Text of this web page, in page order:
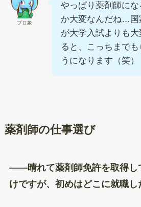
プロ象
やっぱり薬剤師に
か大変なんだね…国
が大学入試よりも
ると、こっちまで
うになります（笑）
薬剤師の仕事選び
——晴れて薬剤師免許を取得し
けですが、初めはどこに就職し